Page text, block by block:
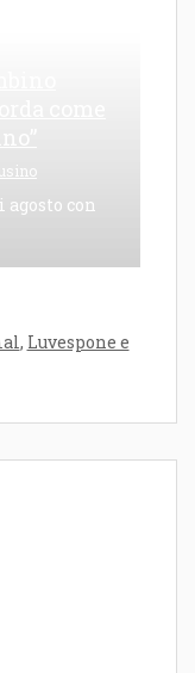
agosto con
, Luvespone e